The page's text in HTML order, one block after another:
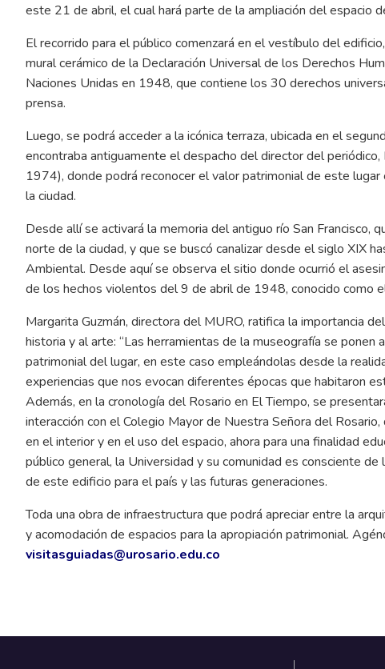
este 21 de abril, el cual hará parte de la ampliación del espacio
El recorrido para el público comenzará en el vestíbulo del
mural cerámico de la Declaración Universal de los Derechos
Naciones Unidas en 1948, que contiene los 30 derechos
prensa.
Luego, se podrá acceder a la icónica terraza, ubicada en el
encontraba antiguamente el despacho del director del
1974), donde podrá reconocer el valor patrimonial de este
la ciudad.
Desde allí se activará la memoria del antiguo río San Francisco,
norte de la ciudad, y que se buscó canalizar desde el siglo XIX
Ambiental. Desde aquí se observa el sitio donde ocurrió el
de los hechos violentos del 9 de abril de 1948, conocido como
Margarita Guzmán, directora del MURO, ratifica la importancia
historia y al arte: “Las herramientas de la museografía se
patrimonial del lugar, en este caso empleándolas desde la
experiencias que nos evocan diferentes épocas que habitaron
Además, en la cronología del Rosario en El Tiempo, se
interacción con el Colegio Mayor de Nuestra Señora del
en el interior y en el uso del espacio, ahora para una finalidad
público general, la Universidad y su comunidad es consciente
de este edificio para el país y las futuras generaciones.
Toda una obra de infraestructura que podrá apreciar entre la
y acomodación de espacios para la apropiación patrimonial.
visitasguiadas@urosario.edu.co